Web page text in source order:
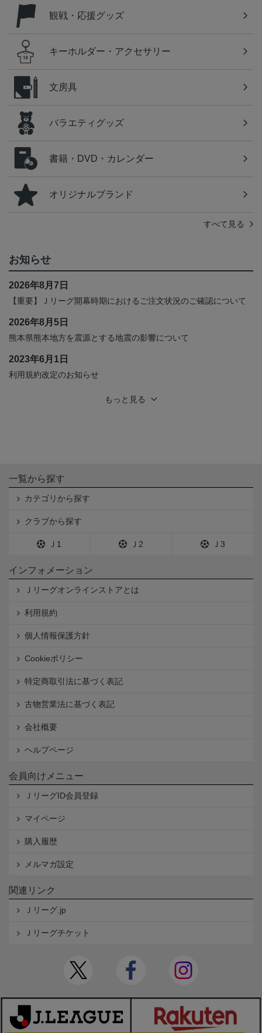
観戦・応援グッズ
キーホルダー・アクセサリー
文房具
バラエティグッズ
書籍・DVD・カレンダー
オリジナルブランド
すべて見る
お知らせ
2026年8月7日
【重要】Ｊリーグ開幕時期におけるご注文状況のご確認について
2026年8月5日
熊本県熊本地方を震源とする地震の影響について
2023年6月1日
利用規約改定のお知らせ
もっと見る
一覧から探す
カテゴリから探す
クラブから探す
Ｊ1 Ｊ2 Ｊ3
インフォメーション
Ｊリーグオンラインストアとは
利用規約
個人情報保護方針
Cookieポリシー
特定商取引法に基づく表記
古物営業法に基づく表記
会社概要
ヘルプページ
会員向けメニュー
ＪリーグID会員登録
マイページ
購入履歴
メルマガ設定
関連リンク
Ｊリーグ.jp
Ｊリーグチケット